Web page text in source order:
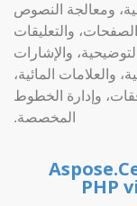
ومعالجة النصوص
والتعليقات
التوضيحية، والإشارات
والعلامات المائية،
وإدارة الخطوط
المخصصة.
PHP